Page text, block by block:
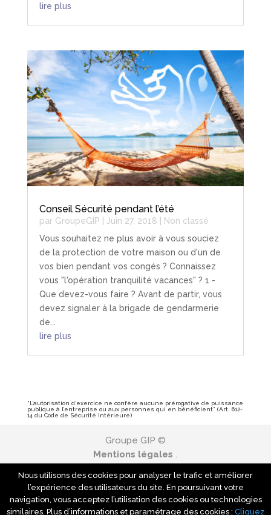
lire plus
Conseil Sécurité pendant l’été
par GroupeGIP Juin 27, 2018
Non classé
Vous souhaitez ne plus avoir à vous souciez
de la protection de votre maison ou d'un de
vos bien pendant vos congés ? Connaissez
vous "l'opération tranquilité vacances" ? 1 -
Que devez-vous faire ? Avant de partir, vous
devez signaler à la brigade de gendarmerie
de...
lire plus
“L’autorisation d’exercice ne confère aucune prérogative de puissance
publique à l’entreprise ou aux personnes qui en bénéficient” (Art. 612-
14 du Code de Sécurité Intérieure)
Groupe GIP ©
Mentions légales .
Protection des données personnelles.
Politique générale de traitement des données
.
Nous utilisons des cookies pour analyser le trafic et améliorer
l’expérience des utilisateurs du site. En poursuivant votre
navigation, vous acceptez l’utilisation des cookies ou technologies
similaires. Plus d’informations et paramétrage des cookies : Cliquez